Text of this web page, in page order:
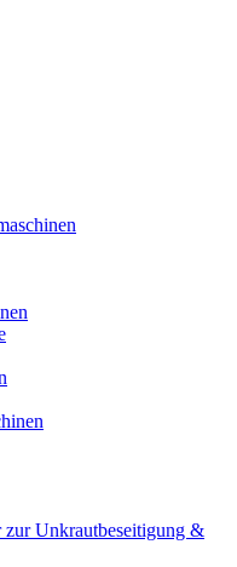
zur Unkrautbeseitigung &